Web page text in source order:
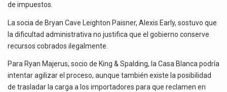
de impuestos.
La socia de Bryan Cave Leighton Paisner, Alexis Early, sostuvo que
la dificultad administrativa no justifica que el gobierno conserve
recursos cobrados ilegalmente.
Para Ryan Majerus, socio de King & Spalding, la Casa Blanca podría
intentar agilizar el proceso, aunque también existe la posibilidad
de trasladar la carga a los importadores para que reclamen en